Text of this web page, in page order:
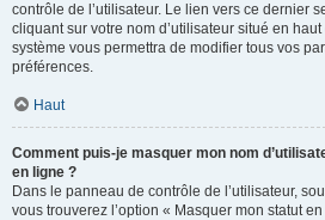
contrôle de l’utilisateur. Le lien vers ce dernier
cliquant sur votre nom d’utilisateur situé en
système vous permettra de modifier tous vos
préférences.
Haut
Comment puis-je masquer mon nom
en ligne ?
Dans le panneau de contrôle de l’utilisateur,
vous trouverez l’option « Masquer mon statut